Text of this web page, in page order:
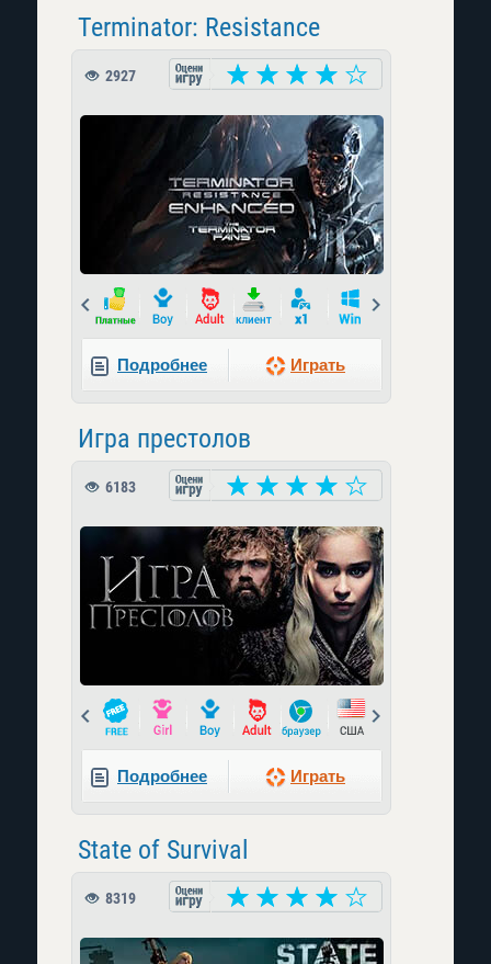
Terminator: Resistance
2927
Prev
Подробнее Играть
Игра престолов
6183
Prev
Подробнее Играть
State of Survival
8319